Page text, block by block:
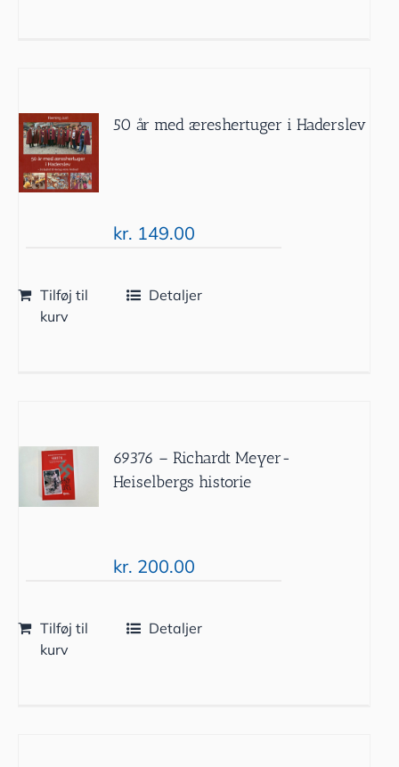
50 år med æreshertuger i Haderslev
kr. 149.00
Tilføj til
kurv
Detaljer
69376 – Richardt Meyer-
Heiselbergs historie
kr. 200.00
Tilføj til
kurv
Detaljer